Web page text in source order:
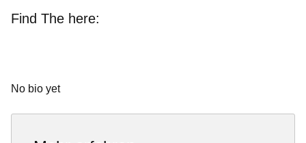
Find The here:
No bio yet